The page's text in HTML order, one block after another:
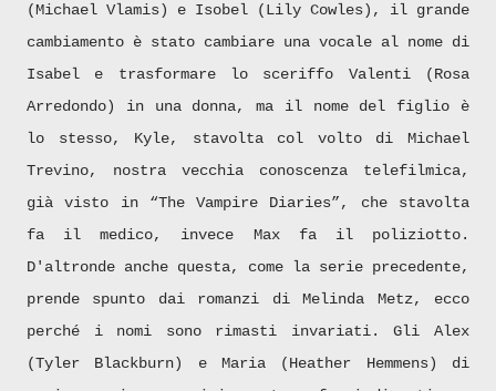
(Michael Vlamis) e Isobel (Lily Cowles), il grande
cambiamento è stato cambiare una vocale al nome di
Isabel e trasformare lo sceriffo Valenti (Rosa
Arredondo) in una donna, ma il nome del figlio è
lo stesso, Kyle, stavolta col volto di Michael
Trevino, nostra vecchia conoscenza telefilmica,
già visto in “The Vampire Diaries”, che stavolta
fa il medico, invece Max fa il poliziotto.
D'altronde anche questa, come la serie precedente,
prende spunto dai romanzi di Melinda Metz, ecco
perché i nomi sono rimasti invariati. Gli Alex
(Tyler Blackburn) e Maria (Heather Hemmens) di